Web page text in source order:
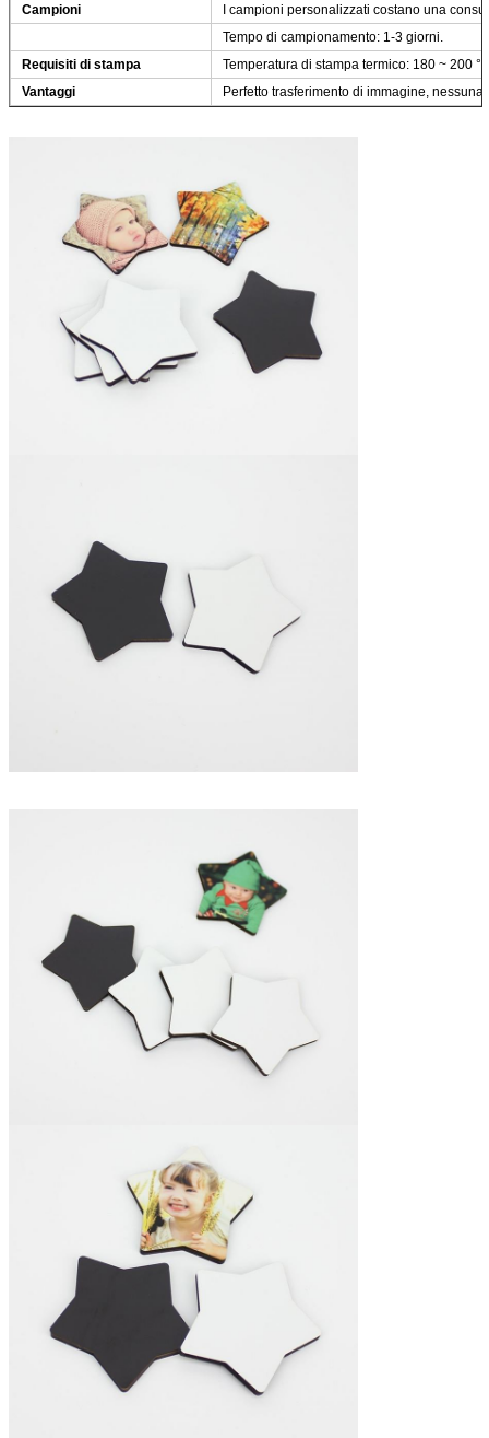
Campioni
I campioni personalizzati costano una
Tempo di campionamento: 1-3 giorni.
Requisiti di stampa
Temperatura di stampa termico: 180 ~ 200
Vantaggi
Perfetto trasferimento di immagine,